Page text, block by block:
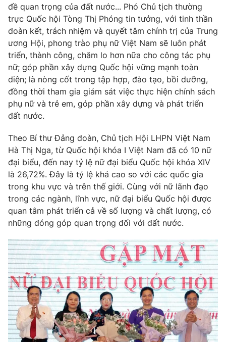
đề quan trọng của đất nước... Phó Chủ tịch thường
trực Quốc hội Tòng Thị Phóng tin tưởng, với tinh thần
đoàn kết, trách nhiệm và quyết tâm chính trị của Trung
ương Hội, phong trào phụ nữ Việt Nam sẽ luôn phát
triển, thành công, chăm lo hơn nữa cho công tác phụ
nữ; góp phần xây dựng Quốc hội vững mạnh toàn
diện; là nòng cốt trong tập hợp, đào tạo, bồi dưỡng,
đồng thời tham gia giám sát việc thực hiện chính sách
phụ nữ và trẻ em, góp phần xây dựng và phát triển
đất nước.
Theo Bí thư Đảng đoàn, Chủ tịch Hội LHPN Việt Nam
Hà Thị Nga, từ Quốc hội khóa I Việt Nam đã có 10 nữ
đại biểu, đến nay tỷ lệ nữ đại biểu Quốc hội khóa XIV
là 26,72%. Đây là tỷ lệ khá cao so với các quốc gia
trong khu vực và trên thế giới. Cùng với nữ lãnh đạo
trong các ngành, lĩnh vực, nữ đại biểu Quốc hội được
quan tâm phát triển cả về số lượng và chất lượng, có
những đóng góp quan trọng đối với đất nước.